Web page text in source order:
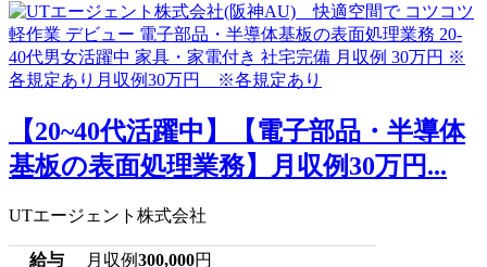
【20~40代活躍中】【電子部品・半導体
基板の表面処理業務】月収例30万円...
UTエージェント株式会社
給与 月収例300,000円